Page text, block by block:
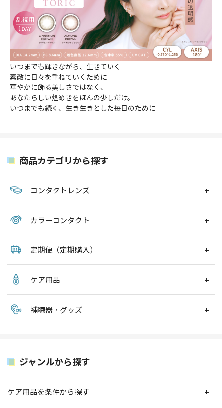
いつまでも輝きながら、生きていく
素敵に日々を重ねていくために
華やかに飾る美しさではなく、
あなたらしい煌めきをほんの少しだけ。
いつまでも続く、生き生きとした毎日のために
商品カテゴリから探す
コンタクトレンズ
カラーコンタクト
定期便（定期購入）
ケア用品
補聴器・グッズ
ジャンルから探す
ケア用品を条件から探す